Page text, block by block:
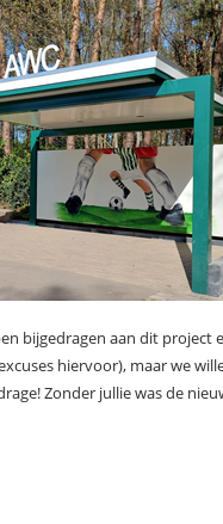
bijgedragen aan dit project
hiervoor), maar we
Zonder jullie was de